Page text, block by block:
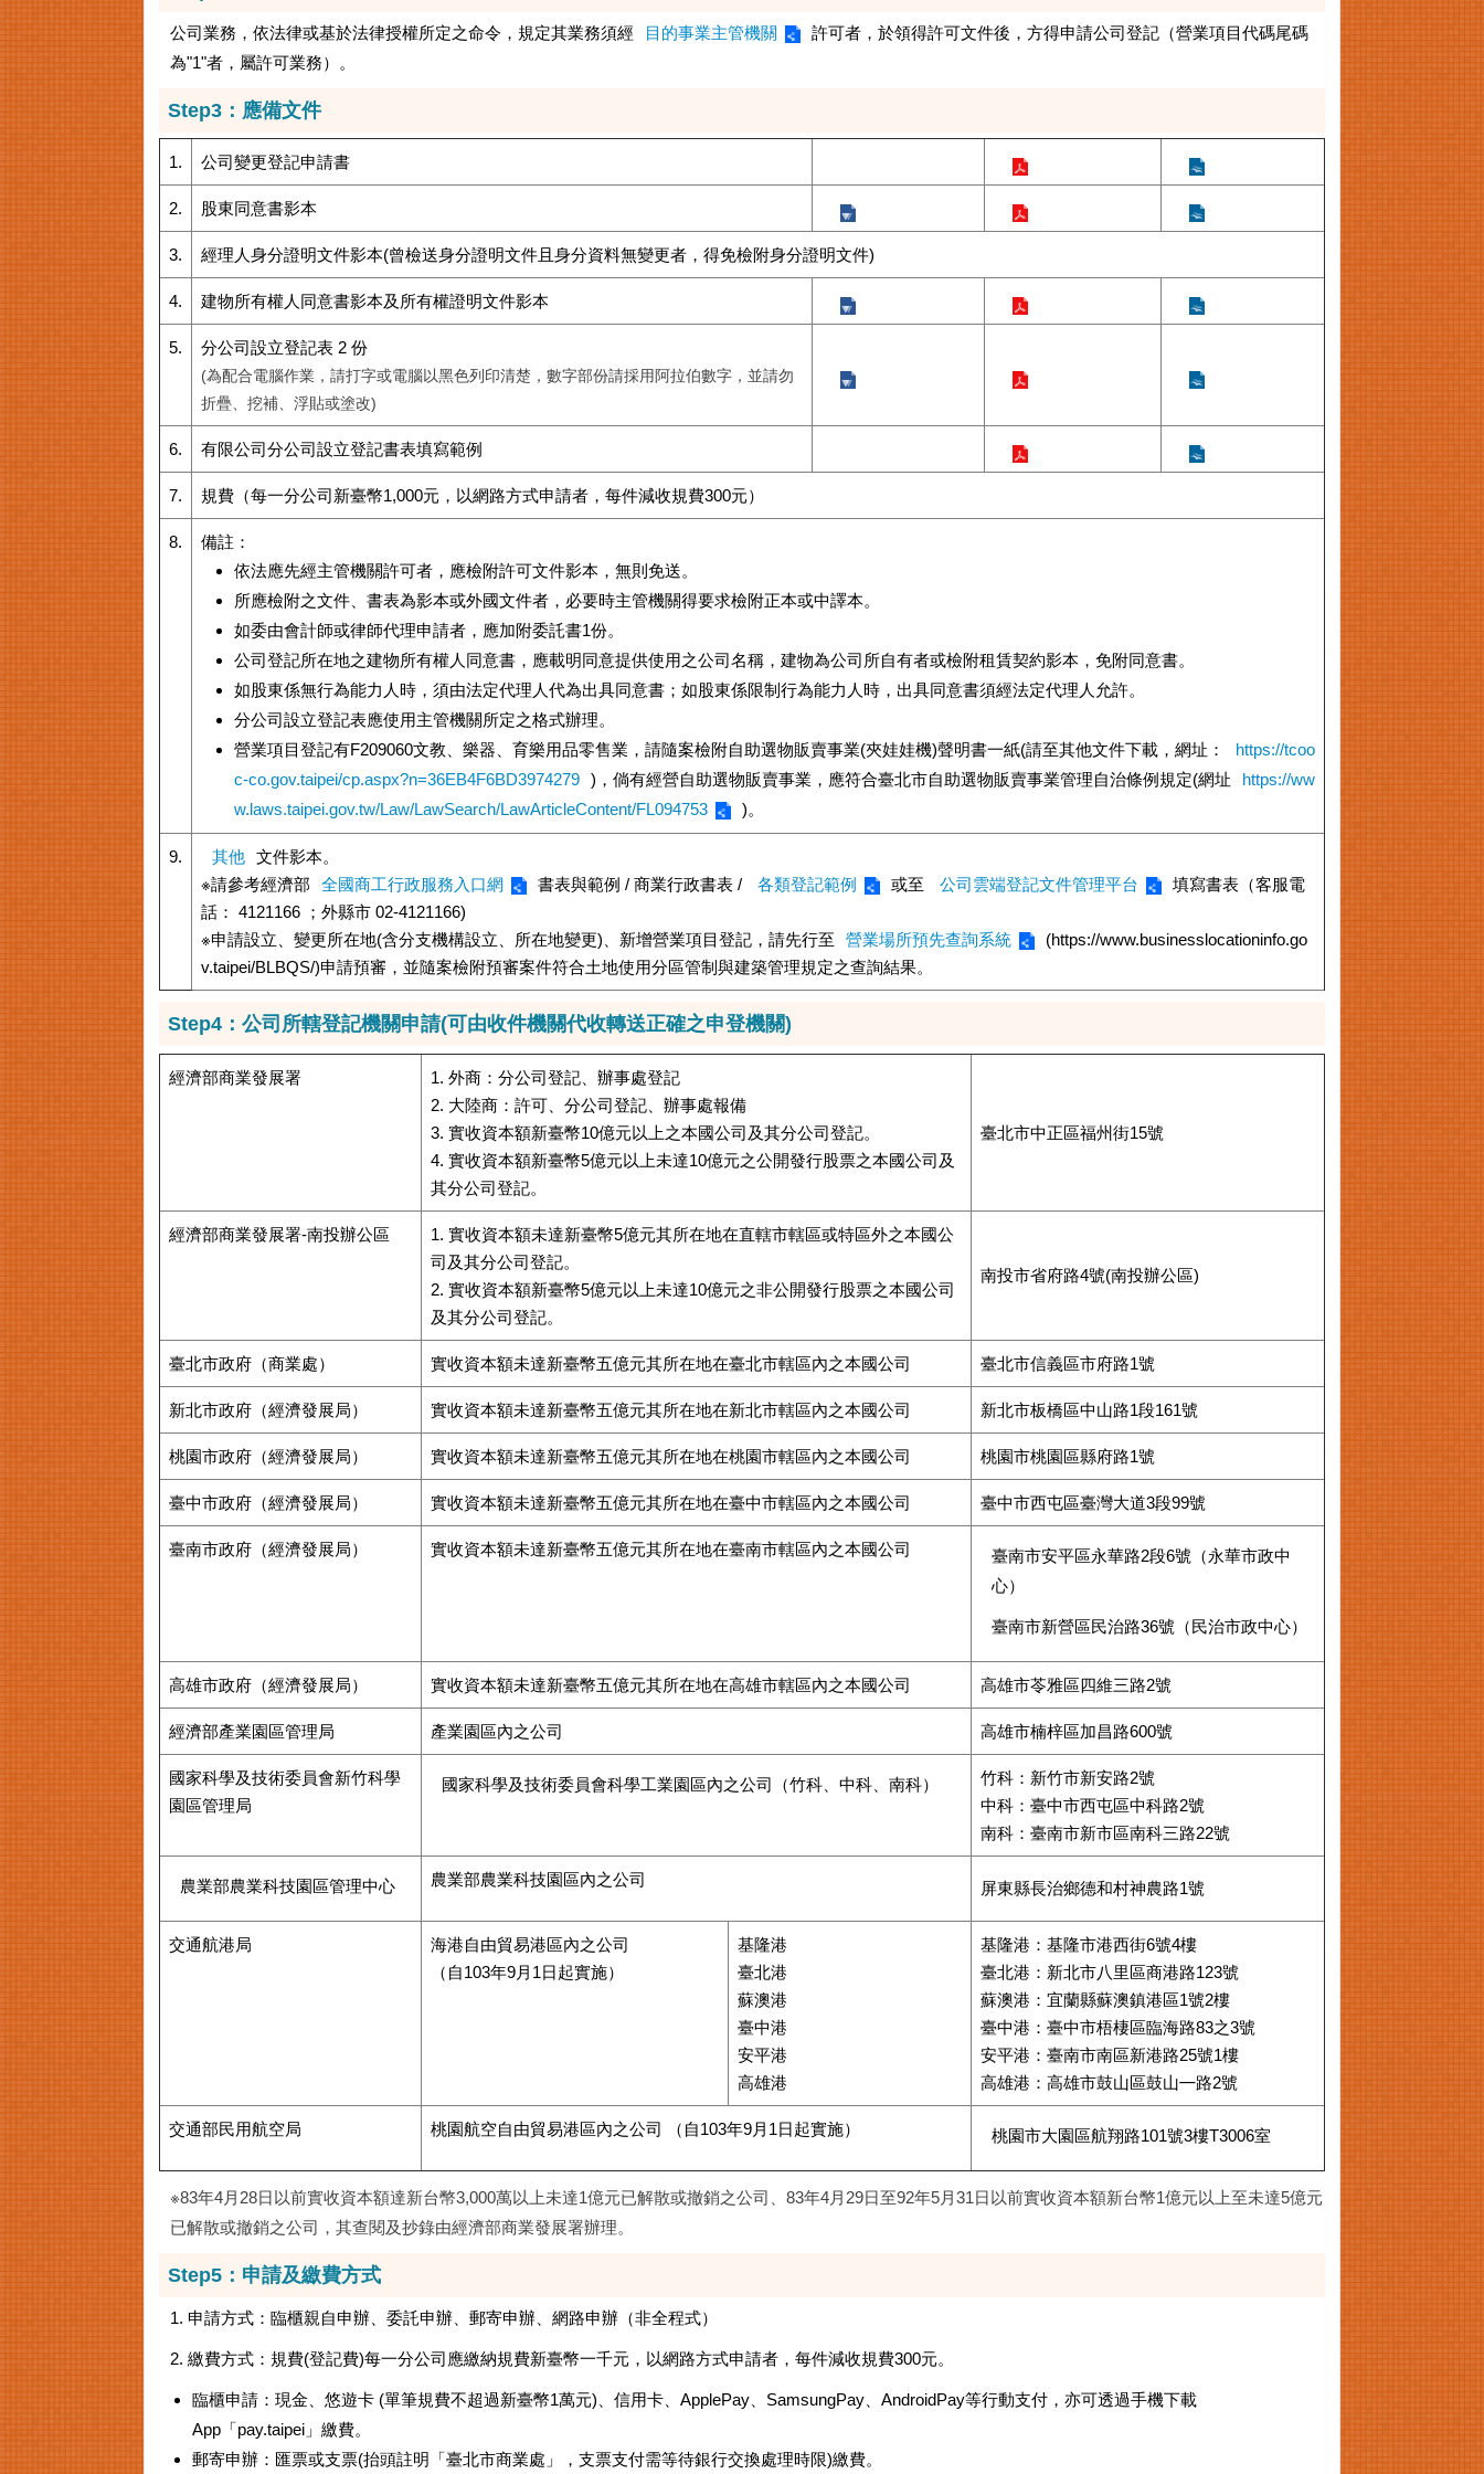
公司業務，依法律或基於法律授權所定之命令，規定其業務須經 目的事業主管機關
許可者，於領得許可文件後，方得申請公司登記（營業項目代碼尾碼
為"1"者，屬許可業務）。
Step3：應備文件
1. 公司變更登記申請書
2. 股東同意書影本
3. 經理人身分證明文件影本(曾檢送身分證明文件且身分資料無變更者，得免檢附身分證明文件)
4. 建物所有權人同意書影本及所有權證明文件影本
5. 分公司設立登記表 2 份
(為配合電腦作業，請打字或電腦以黑色列印清楚，數字部份請採用阿拉伯數字，並請勿
折疊、挖補、浮貼或塗改)
6. 有限公司分公司設立登記書表填寫範例
7. 規費（每一分公司新臺幣1,000元，以網路方式申請者，每件減收規費300元）
8.
備註：
依法應先經主管機關許可者，應檢附許可文件影本，無則免送。
所應檢附之文件、書表為影本或外國文件者，必要時主管機關得要求檢附正本或中譯本。
如委由會計師或律師代理申請者，應加附委託書1份。
公司登記所在地之建物所有權人同意書，應載明同意提供使用之公司名稱，建物為公司所自有者或檢附租賃契約影本，免附同意書。
如股東係無行為能力人時，須由法定代理人代為出具同意書；如股東係限制行為能力人時，出具同意書須經法定代理人允許。
分公司設立登記表應使用主管機關所定之格式辦理。
營業項目登記有F209060文教、樂器、育樂用品零售業，請隨案檢附自助選物販賣事業(夾娃娃機)聲明書一紙(請至其他文件下載，網址：
https://tcoo
c-co.gov.taipei/cp.aspx?n=36EB4F6BD3974279 )，倘有經營自助選物販賣事業，應符合臺北市自助選物販賣事業管理自治條例規定(網址
https://ww
w.laws.taipei.gov.tw/Law/LawSearch/LawArticleContent/FL094753
)。
9. 其他 文件影本。
※請參考經濟部
全國商工行政服務入口網 書表與範例 / 商業行政書表 / 各類登記範例 或至 公司雲端登記文件管理平台
填寫書表（客服電
話： 4121166 ；外縣市 02-4121166)
※申請設立、變更所在地(含分支機構設立、所在地變更)、新增營業項目登記，請先行至
營業場所預先查詢系統
(https://www.businesslocationinfo.go
v.taipei/BLBQS/)申請預審，並隨案檢附預審案件符合土地使用分區管制與建築管理規定之查詢結果。
Step4：公司所轄登記機關申請(可由收件機關代收轉送正確之申登機關)
經濟部商業發展署
1. 外商：分公司登記、辦事處登記
2. 大陸商：許可、分公司登記、辦事處報備
3. 實收資本額新臺幣10億元以上之本國公司及其分公司登記。
4. 實收資本額新臺幣5億元以上未達10億元之公開發行股票之本國公司及
其分公司登記。
臺北市中正區福州街15號
經濟部商業發展署-南投辦公區
1. 實收資本額未達新臺幣5億元其所在地在直轄市轄區或特區外之本國公
司及其分公司登記。
2. 實收資本額新臺幣5億元以上未達10億元之非公開發行股票之本國公司
及其分公司登記。
南投市省府路4號(南投辦公區)
臺北市政府（商業處） 實收資本額未達新臺幣五億元其所在地在臺北市轄區內之本國公司 臺北市信義區市府路1號
新北市政府（經濟發展局） 實收資本額未達新臺幣五億元其所在地在新北市轄區內之本國公司 新北市板橋區中山路1段161號
桃園市政府（經濟發展局） 實收資本額未達新臺幣五億元其所在地在桃園市轄區內之本國公司 桃園市桃園區縣府路1號
臺中市政府（經濟發展局） 實收資本額未達新臺幣五億元其所在地在臺中市轄區內之本國公司 臺中市西屯區臺灣大道3段99號
臺南市政府（經濟發展局） 實收資本額未達新臺幣五億元其所在地在臺南市轄區內之本國公司
臺南市安平區永華路2段6號（永華市政中
心）
臺南市新營區民治路36號（民治市政中心）
高雄市政府（經濟發展局） 實收資本額未達新臺幣五億元其所在地在高雄市轄區內之本國公司 高雄市苓雅區四維三路2號
經濟部產業園區管理局 產業園區內之公司 高雄市楠梓區加昌路600號
國家科學及技術委員會新竹科學
園區管理局
國家科學及技術委員會科學工業園區內之公司（竹科、中科、南科）
竹科：新竹市新安路2號
中科：臺中市西屯區中科路2號
南科：臺南市新市區南科三路22號
農業部農業科技園區管理中心 農業部農業科技園區內之公司 屏東縣⾧治鄉德和村神農路1號
交通航港局
海港自由貿易港區內之公司
（自103年9月1日起實施）
基隆港
臺北港
蘇澳港
臺中港
安平港
高雄港
基隆港：基隆市港西街6號4樓
臺北港：新北市八里區商港路123號
蘇澳港：宜蘭縣蘇澳鎮港區1號2樓
臺中港：臺中市梧棲區臨海路83之3號
安平港：臺南市南區新港路25號1樓
高雄港：高雄市鼓山區鼓山㇐路2號
交通部民用航空局 桃園航空自由貿易港區內之公司 （自103年9月1日起實施） 桃園市大園區航翔路101號3樓T3006室
※83年4月28日以前實收資本額達新台幣3,000萬以上未達1億元已解散或撤銷之公司、83年4月29日至92年5月31日以前實收資本額新台幣1億元以上至未達5億元
已解散或撤銷之公司，其查閱及抄錄由經濟部商業發展署辦理。
Step5：申請及繳費方式
1. 申請方式：臨櫃親自申辦、委託申辦、郵寄申辦、網路申辦（非全程式）
2. 繳費方式：規費(登記費)每一分公司應繳納規費新臺幣一千元，以網路方式申請者，每件減收規費300元。
臨櫃申請：現金、悠遊卡 (單筆規費不超過新臺幣1萬元)、信用卡、ApplePay、SamsungPay、AndroidPay等行動支付，亦可透過手機下載
App「pay.taipei」繳費。
郵寄申辦：匯票或支票(抬頭註明「臺北市商業處」，支票支付需等待銀行交換處理時限)繳費。